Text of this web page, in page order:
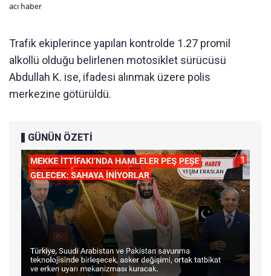
acı haber
Trafik ekiplerince yapılan kontrolde 1.27 promil
alkollü olduğu belirlenen motosiklet sürücüsü
Abdullah K. ise, ifadesi alınmak üzere polis
merkezine götürüldü.
GÜNÜN ÖZETİ